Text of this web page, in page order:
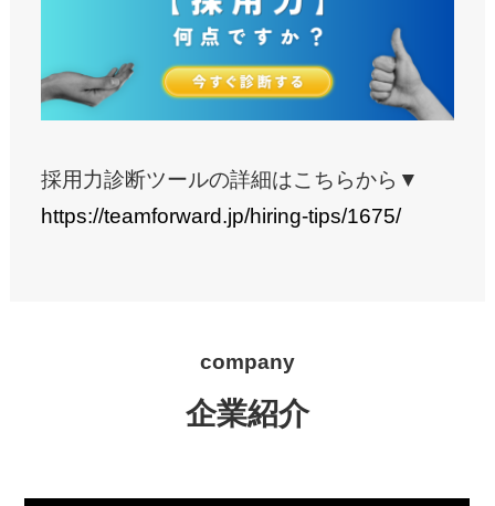
採用力診断ツールの詳細はこちらから▼
https://teamforward.jp/hiring-tips/1675/
company
企業紹介